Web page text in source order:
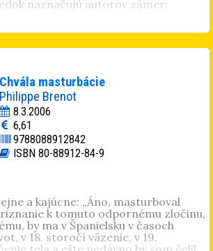
naznačujú autorov zámer:
kraby a labute, Maznáci:
husi, svätojánske mušky,
Záhadné: úhory,
Exaltované: ťavy, Dotieravé:
sa voľne inšpiroval dielami zoológov,
vtipne v nej vyvracia
láske, robí karikatúru, ale aj
zvieraciu sexualitu. Úsmevné
krásnym poetickým jazykom.
Eleny Flaškovej s ilustráciami
Chvála masturbácie
Philippe Brenot
8.3.2006
6,61
9788088912842
ISBN 80-88912-84-9
a kajúcne: „Áno, masturboval
k tomuto odpornému zločinu,
by ma v Španielsku v časoch
v 18. storočí väzenie, v 19.